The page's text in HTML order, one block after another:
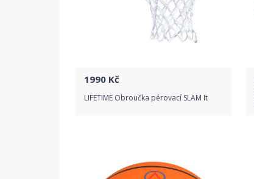
1990 Kč
LIFETIME Obroučka pérovací SLAM It
Detail produktu